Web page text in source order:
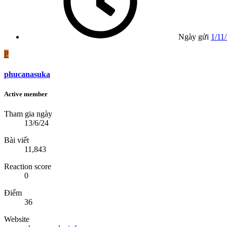
Ngày gửi 1/
P
phucanasuka
Active member
Tham gia ngày
13/6/24
Bài viết
11,843
Reaction score
0
Điểm
36
Website